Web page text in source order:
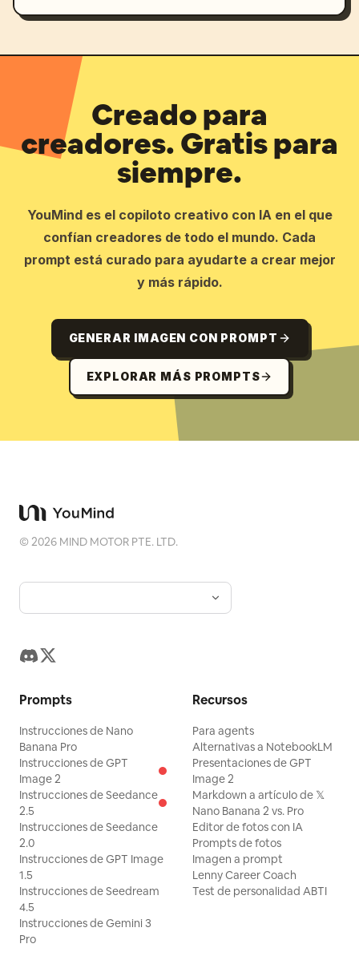
Creado para
creadores. Gratis para
siempre.
YouMind es el copiloto creativo con IA en el que
confían creadores de todo el mundo. Cada
prompt está curado para ayudarte a crear mejor
y más rápido.
GENERAR IMAGEN CON PROMPT
EXPLORAR MÁS PROMPTS
©2026 MIND MOTOR PTE. LTD.
Prompts
Instrucciones de Nano
Banana Pro
Instrucciones de GPT
Image 2
Instrucciones de Seedance
2.5
Instrucciones de Seedance
2.0
Instrucciones de GPT Image
1.5
Instrucciones de Seedream
4.5
Instrucciones de Gemini 3
Pro
Recursos
Para agents
Alternativas a NotebookLM
Presentaciones de GPT
Image 2
Markdown a artículo de 𝕏
Nano Banana 2 vs. Pro
Editor de fotos con IA
Prompts de fotos
Imagen a prompt
Lenny Career Coach
Test de personalidad ABTI